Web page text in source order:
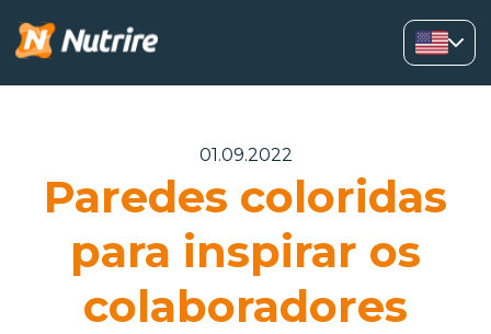
01.09.2022
Paredes coloridas
para inspirar os
colaboradores